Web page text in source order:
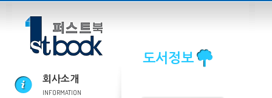
회사소개
INFORMATION
도서정보